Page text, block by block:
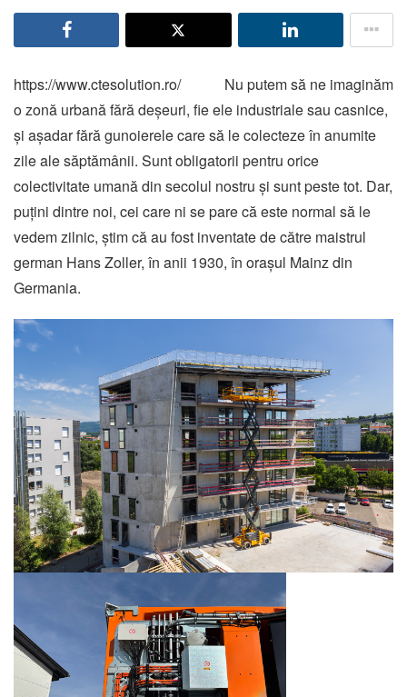
https://www.ctesolution.ro/ Nu putem să ne imaginăm
o zonă urbană fără deșeuri, fie ele industriale sau casnice,
și așadar fără gunoierele care să le colecteze în anumite
zile ale săptămânii. Sunt obligatorii pentru orice
colectivitate umană din secolul nostru și sunt peste tot. Dar,
puțini dintre noi, cei care ni se pare că este normal să le
vedem zilnic, știm că au fost inventate de către maistrul
german Hans Zoller, în anii 1930, în orașul Mainz din
Germania.